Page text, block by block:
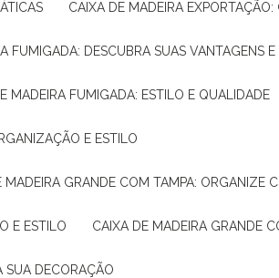
CAIXA DE MADEIRA
FUMIGADA: DESCUBRA SUAS VANTAGENS E
MADEIRA FUMIGADA: ESTILO E QUALIDADE
E ESTILO
MADEIRA GRANDE COM TAMPA: ORGANIZE
E ESTILO CAIXA DE MADEIRA GRANDE
SUA DECORAÇÃO